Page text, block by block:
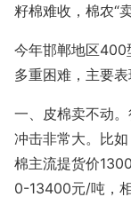
籽棉难收，棉农“
今年邯郸地区400
多重困难，主要表
一、皮棉卖不动
冲击非常大。比
棉主流提货价
0-13400元/吨，